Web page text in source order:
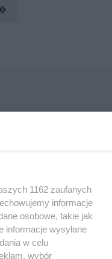
Serwis Informacyjny Miasta
1162 zaufanych
informacje
osobowe, takie jak
informacje wysyłane
w celu
wybór